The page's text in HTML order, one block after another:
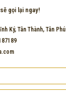
gọi lại ngay!
Ký, Tân Thành, Tân Phú